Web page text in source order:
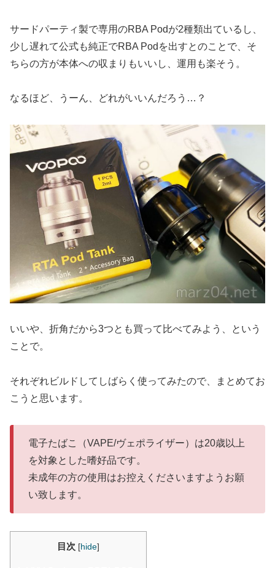
サードパーティ製で専用のRBA Podが2種類出ているし、
少し遅れて公式も純正でRBA Podを出すとのことで、そ
ちらの方が本体への収まりもいいし、運用も楽そう。
なるほど、うーん、どれがいいんだろう…？
いいや、折角だから3つとも買って比べてみよう、という
ことで。
それぞれビルドしてしばらく使ってみたので、まとめてお
こうと思います。
電子たばこ（VAPE/ヴェポライザー）は20歳以上
を対象とした嗜好品です。
未成年の方の使用はお控えくださいますようお願
い致します。
目次 [hide]